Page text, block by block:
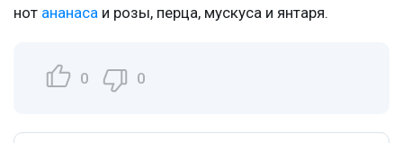
нот ананаса и розы, перца, мускуса и янтаря.
0 0